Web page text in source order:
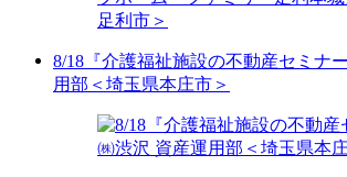
8/18『介護福祉施設の不動産セミナ
用部＜埼玉県本庄市＞